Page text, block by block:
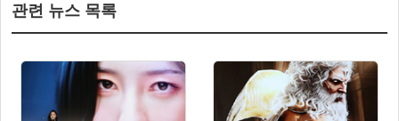
관련 뉴스 목록